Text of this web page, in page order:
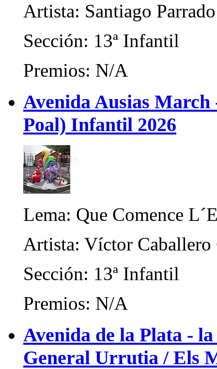
Artista: Santiago
Sección: 13ª Infantil
Premios: N/A
Avenida Ausias
Poal) Infantil 2026
Lema: Que Comence
Artista: Víctor Caballero
Sección: 13ª Infantil
Premios: N/A
Avenida de la Plata -
General Urrutia / Els